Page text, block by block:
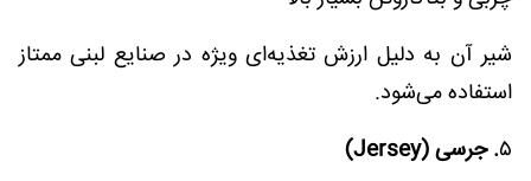
شیر آن به دلیل ارزش تغذیه‌ای ویژه در صنایع لبنی ممتاز
استفاده می‌شود.
۵. جرسی (Jersey)